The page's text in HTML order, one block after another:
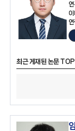
이
연
최근 게재된 논문